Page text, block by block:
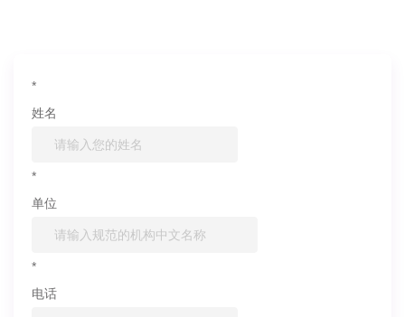
*
姓名
*
单位
*
电话